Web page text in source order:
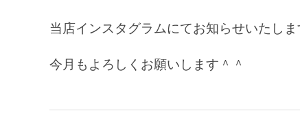
当店インスタグラムにてお知らせいたしま
今月もよろしくお願いします＾＾